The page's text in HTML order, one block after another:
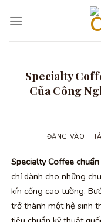
qua
Specialty
Của Công
ĐĂNG VÀO
Specialty Coffee
chỉ dành cho những
kín cổng cao tường.
trở thành một hệ sinh